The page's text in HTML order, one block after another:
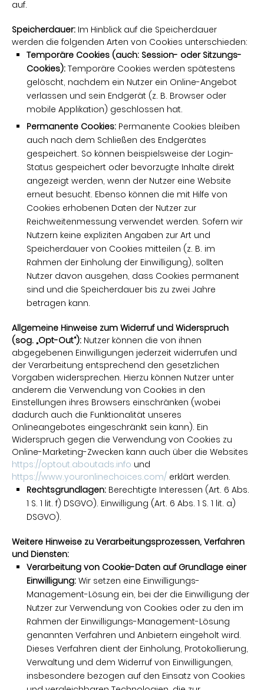
auf.
Speicherdauer: Im Hinblick auf die Speicherdauer
werden die folgenden Arten von Cookies unterschieden:
Temporäre Cookies (auch: Session- oder Sitzungs-
Cookies): Temporäre Cookies werden spätestens
gelöscht, nachdem ein Nutzer ein Online-Angebot
verlassen und sein Endgerät (z. B. Browser oder
mobile Applikation) geschlossen hat.
Permanente Cookies: Permanente Cookies bleiben
auch nach dem Schließen des Endgerätes
gespeichert. So können beispielsweise der Login-
Status gespeichert oder bevorzugte Inhalte direkt
angezeigt werden, wenn der Nutzer eine Website
erneut besucht. Ebenso können die mit Hilfe von
Cookies erhobenen Daten der Nutzer zur
Reichweitenmessung verwendet werden. Sofern wir
Nutzern keine expliziten Angaben zur Art und
Speicherdauer von Cookies mitteilen (z. B. im
Rahmen der Einholung der Einwilligung), sollten
Nutzer davon ausgehen, dass Cookies permanent
sind und die Speicherdauer bis zu zwei Jahre
betragen kann.
Allgemeine Hinweise zum Widerruf und Widerspruch
(sog. „Opt-Out“): Nutzer können die von ihnen
abgegebenen Einwilligungen jederzeit widerrufen und
der Verarbeitung entsprechend den gesetzlichen
Vorgaben widersprechen. Hierzu können Nutzer unter
anderem die Verwendung von Cookies in den
Einstellungen ihres Browsers einschränken (wobei
dadurch auch die Funktionalität unseres
Onlineangebotes eingeschränkt sein kann). Ein
Widerspruch gegen die Verwendung von Cookies zu
Online-Marketing-Zwecken kann auch über die Websites
https://optout.aboutads.info und
https://www.youronlinechoices.com/ erklärt werden.
Rechtsgrundlagen: Berechtigte Interessen (Art. 6 Abs.
1 S. 1 lit. f) DSGVO). Einwilligung (Art. 6 Abs. 1 S. 1 lit. a)
DSGVO).
Weitere Hinweise zu Verarbeitungsprozessen, Verfahren
und Diensten:
Verarbeitung von Cookie-Daten auf Grundlage einer
Einwilligung: Wir setzen eine Einwilligungs-
Management-Lösung ein, bei der die Einwilligung der
Nutzer zur Verwendung von Cookies oder zu den im
Rahmen der Einwilligungs-Management-Lösung
genannten Verfahren und Anbietern eingeholt wird.
Dieses Verfahren dient der Einholung, Protokollierung,
Verwaltung und dem Widerruf von Einwilligungen,
insbesondere bezogen auf den Einsatz von Cookies